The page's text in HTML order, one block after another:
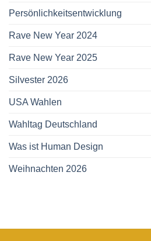
Persönlichkeitsentwicklung
Rave New Year 2024
Rave New Year 2025
Silvester 2026
USA Wahlen
Wahltag Deutschland
Was ist Human Design
Weihnachten 2026